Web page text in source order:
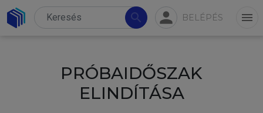
search person BELÉPÉS menu
PRÓBAIDŐSZAK
ELINDÍTÁSA